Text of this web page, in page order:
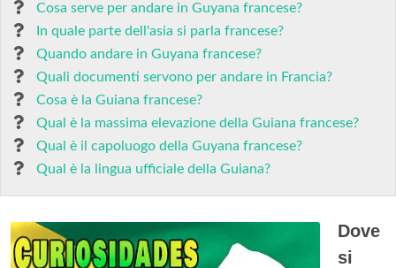
Cosa serve per andare in Guyana francese?
In quale parte dell'asia si parla francese?
Quando andare in Guyana francese?
Quali documenti servono per andare in Francia?
Cosa è la Guiana francese?
Qual è la massima elevazione della Guiana francese?
Qual è il capoluogo della Guyana francese?
Qual è la lingua ufficiale della Guiana?
Dove
si